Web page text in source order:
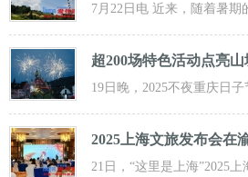
游新
7月22日电 近来，随着暑期
红酒小镇迎来了大批游客前
超200场特色活动点亮
19日晚，2025不夜重庆日
界啤酒文化节发动活动在重
2025上海文旅发布会在
21日，“这里是上海”2025